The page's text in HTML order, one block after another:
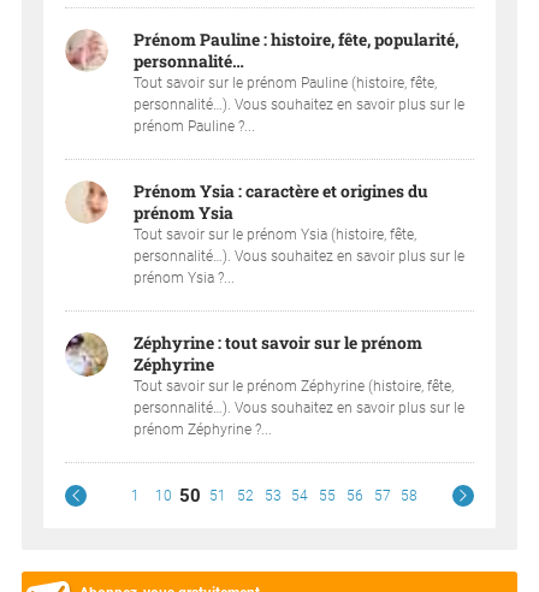
Prénom Pauline : histoire, fête, popularité,
personnalité…
Tout savoir sur le prénom Pauline (histoire, fête,
personnalité…). Vous souhaitez en savoir plus sur le
prénom Pauline ?...
Prénom Ysia : caractère et origines du
prénom Ysia
Tout savoir sur le prénom Ysia (histoire, fête,
personnalité…). Vous souhaitez en savoir plus sur le
prénom Ysia ?...
Zéphyrine : tout savoir sur le prénom
Zéphyrine
Tout savoir sur le prénom Zéphyrine (histoire, fête,
personnalité…). Vous souhaitez en savoir plus sur le
prénom Zéphyrine ?...
1 10 50 51 52 53 54 55 56 57 58